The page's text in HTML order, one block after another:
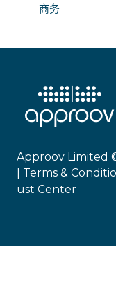
部署
安全标准
商务
Approov Limited
Terms &
ust Center